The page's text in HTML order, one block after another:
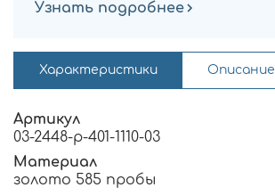
Узнать подробнее
Характеристики Описание
Артикул
03-2448-р-401-1110-03
Материал
золото 585 пробы